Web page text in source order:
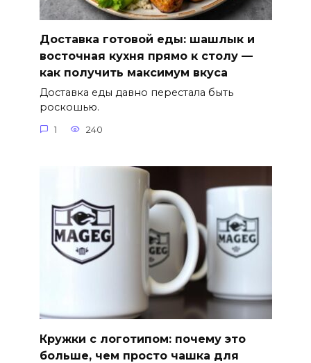
Доставка готовой еды: шашлык и
восточная кухня прямо к столу —
как получить максимум вкуса
Доставка еды давно перестала быть
роскошью.
1 240
Кружки с логотипом: почему это
больше, чем просто чашка для